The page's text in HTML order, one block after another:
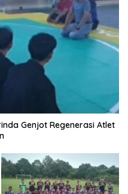
Genjot Regenerasi Atlet